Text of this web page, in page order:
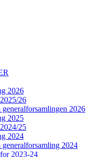
2026
26
generalforsamlingen 2026
2025
25
2024
generalforsamling 2024
2023-24